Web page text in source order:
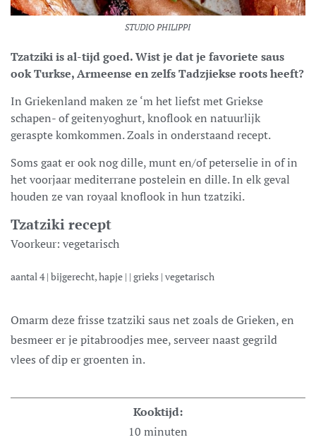
STUDIO PHILIPPI
Tzatziki is al-tijd goed. Wist je dat je favoriete saus
ook Turkse, Armeense en zelfs Tadzjiekse roots heeft?
In Griekenland maken ze ‘m het liefst met Griekse
schapen- of geitenyoghurt, knoflook en natuurlijk
geraspte komkommen. Zoals in onderstaand recept.
Soms gaat er ook nog dille, munt en/of peterselie in of in
het voorjaar mediterrane postelein en dille. In elk geval
houden ze van royaal knoflook in hun tzatziki.
Tzatziki recept
Voorkeur: vegetarisch
aantal 4| bijgerecht, hapje | | grieks | vegetarisch
Omarm deze frisse tzatziki saus net zoals de Grieken, en
besmeer er je pitabroodjes mee, serveer naast gegrild
vlees of dip er groenten in.
Kooktijd:
10 minuten